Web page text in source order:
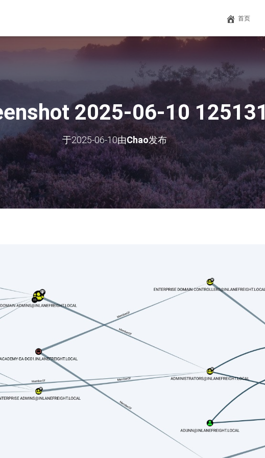
首页
2025-06-10 125131
于2025-06-10由Chao发布